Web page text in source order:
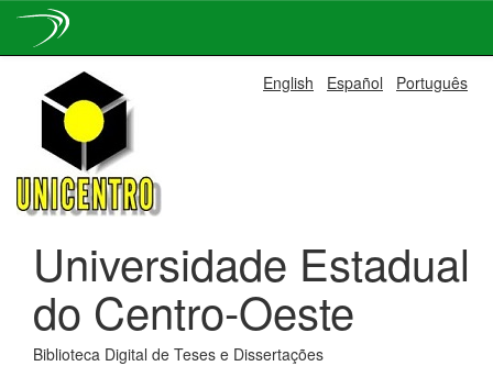
navigation
English Español Português
Universidade Estadual
do Centro-Oeste
Biblioteca Digital de Teses e Dissertações